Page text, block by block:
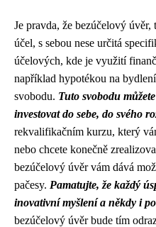
Je pravda, že bezúčelový
účel, s sebou nese určitá
účelových, kde je využití
například hypotékou na
svobodu. Tuto svobodu
investovat do sebe, do svého
rekvalifikačním kurzu, který
nebo chcete konečně
bezúčelový úvěr vám dává
pačesy. Pamatujte, že každý
inovativní myšlení a někdy i
bezúčelový úvěr bude tím